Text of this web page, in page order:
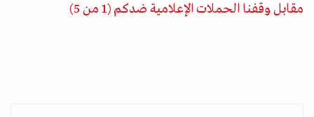
مقابل وقفنا الحملات الإعلامية ضدكم (1 من 5)